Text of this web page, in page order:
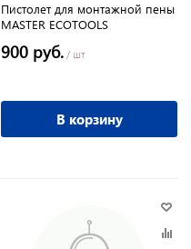
Пистолет для монтажной пены
MASTER ECOTOOLS
900 руб. / шт
В корзину